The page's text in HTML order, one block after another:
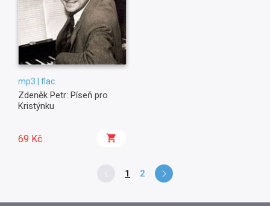
mp3 | flac
Zdeněk Petr: Píseň pro
Kristýnku
69 Kč
1 2